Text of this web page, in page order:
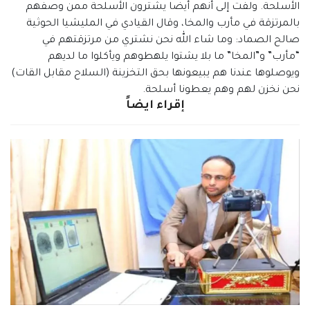
الأسلحة. ولفت إلى أنهم أيضا يشترون الأسلحة ممن وصفهم
بالمرتزقة في مأرب والمخا، وقال القيادي في المليشيا الحوثية
صالح الصماد: وما شاء الله نحن نشتري من مرتزقتهم في
“مأرب” و”المخا” ما بلا يشتوا يلهطوهم ويأكلوا ما لديهم
ويوصلوها عندنا هم يبيعونها بحق التخزينة (السلاح مقابل القات)
نحن نخزن لهم وهم يعطونا أسلحة.
إقراء ايضاً